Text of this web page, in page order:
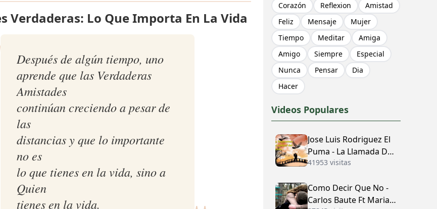
Verdaderas: Lo Que Importa En La Vida
Después de algún tiempo, uno
aprende que las Verdaderas
Amistades
continúan creciendo a pesar de
las
distancias y que lo importante
no es
lo que tienes en la vida, sino a
Quien
tienes en la vida.
Corazón
Reflexion
Amistad
Feliz
Mensaje
Mujer
Tiempo
Meditar
Amiga
Amigo
Siempre
Especial
Nunca
Pensar
Dia
Hacer
Videos Populares
Jose Luis Rodriguez El
Puma - La Llamada Del
Amor (con Letra)
41953 visitas
Como Decir Que No -
Carlos Baute Ft Maria